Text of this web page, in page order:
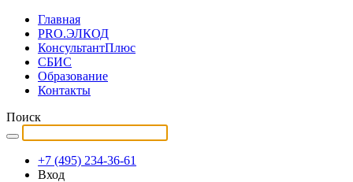
Главная
PRO.ЭЛКОД
КонсультантПлюс
СБИС
Образование
Контакты
Поиск
+7 (495) 234-36-61
Вход